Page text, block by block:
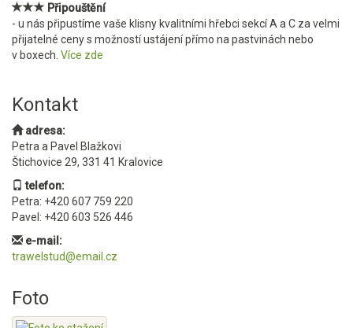
Připouštění
- u nás připustíme vaše klisny kvalitními hřebci sekcí A a C za velmi
přijatelné ceny s možností ustájení přímo na pastvinách nebo
v boxech. Více zde
Kontakt
adresa:
Petra a Pavel Blažkovi
Štichovice 29, 331 41 Kralovice
telefon:
Petra: +420 607 759 220
Pavel: +420 603 526 446
e-mail:
trawelstud@email.cz
Foto